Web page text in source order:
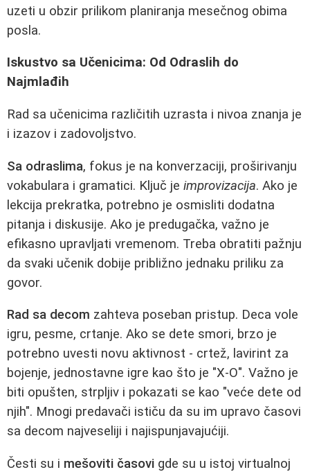
uzeti u obzir prilikom planiranja mesečnog obima
posla.
Iskustvo sa Učenicima: Od Odraslih do
Najmlađih
Rad sa učenicima različitih uzrasta i nivoa znanja je
i izazov i zadovoljstvo.
Sa odraslima, fokus je na konverzaciji, proširivanju
vokabulara i gramatici. Ključ je improvizacija. Ako je
lekcija prekratka, potrebno je osmisliti dodatna
pitanja i diskusije. Ako je predugačka, važno je
efikasno upravljati vremenom. Treba obratiti pažnju
da svaki učenik dobije približno jednaku priliku za
govor.
Rad sa decom zahteva poseban pristup. Deca vole
igru, pesme, crtanje. Ako se dete smori, brzo je
potrebno uvesti novu aktivnost - crtež, lavirint za
bojenje, jednostavne igre kao što je "X-O". Važno je
biti opušten, strpljiv i pokazati se kao "veće dete od
njih". Mnogi predavači ističu da su im upravo časovi
sa decom najveseliji i najispunjavajućiji.
Česti su i mešoviti časovi gde su u istoj virtualnoj